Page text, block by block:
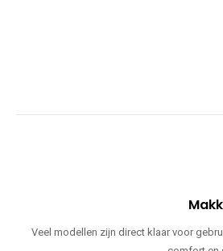
Veel modellen zijn direct klaar voor